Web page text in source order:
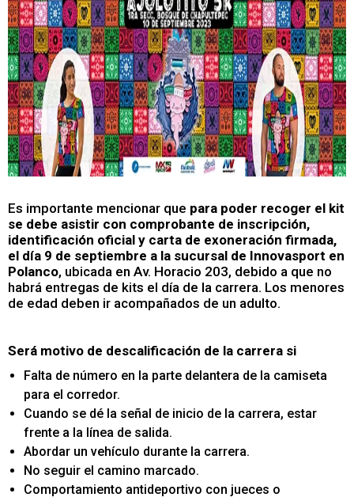
Es importante mencionar que para poder recoger el kit
se debe asistir con comprobante de inscripción,
identificación oficial y carta de exoneración firmada,
el día 9 de septiembre a la sucursal de Innovasport en
Polanco, ubicada en Av. Horacio 203, debido a que no
habrá entregas de kits el día de la carrera. Los menores
de edad deben ir acompañados de un adulto.
Será motivo de descalificación de la carrera si
Falta de número en la parte delantera de la camiseta
para el corredor.
Cuando se dé la señal de inicio de la carrera, estar
frente a la línea de salida.
Abordar un vehículo durante la carrera.
No seguir el camino marcado.
Comportamiento antideportivo con jueces o